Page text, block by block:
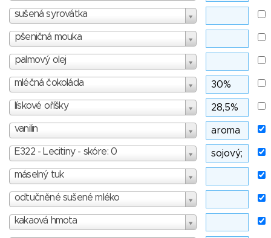
sušená syrovátka
pšeničná mouka
palmový olej
mléčná čokoláda
lískové oříšky
vanilin
E322 - Lecitiny - skóre: 0
máselný tuk
odtučněné sušené mléko
kakaová hmota